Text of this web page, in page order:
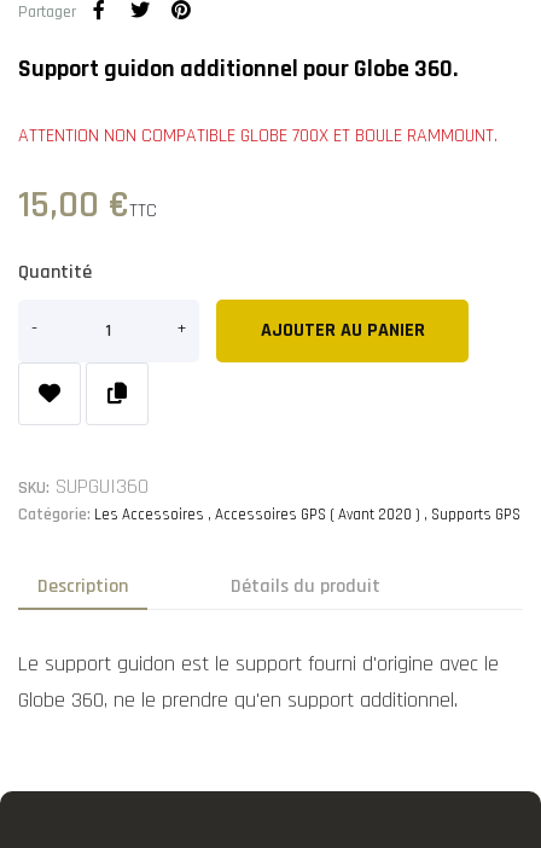
Partager
Support guidon additionnel pour Globe 360.
ATTENTION NON COMPATIBLE GLOBE 700X ET BOULE RAMMOUNT.
15,00 €TTC
Quantité
AJOUTER AU PANIER
SKU: SUPGUI360
Catégorie: Les Accessoires Accessoires GPS ( Avant 2020 ) Supports GPS
Description Détails du produit
Le support guidon est le support fourni d'origine avec le
Globe 360, ne le prendre qu'en support additionnel.